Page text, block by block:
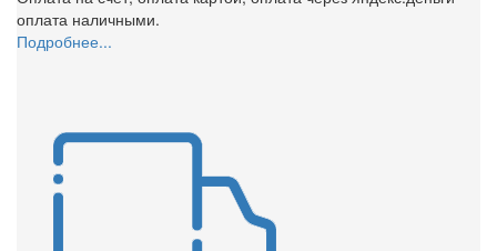
оплата наличными.
Подробнее...